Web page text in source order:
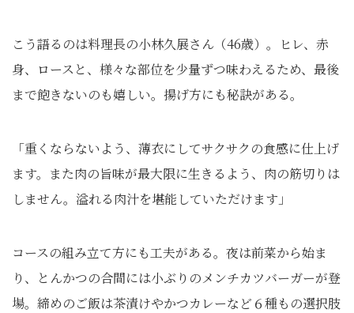
こう語るのは料理長の小林久展さん（46歳）。ヒレ、赤
身、ロースと、様々な部位を少量ずつ味わえるため、最後
まで飽きないのも嬉しい。揚げ方にも秘訣がある。
「重くならないよう、薄衣にしてサクサクの食感に仕上げ
ます。また肉の旨味が最大限に生きるよう、肉の筋切りは
しません。溢れる肉汁を堪能していただけます」
コースの組み立て方にも工夫がある。夜は前菜から始ま
り、とんかつの合間には小ぶりのメンチカツバーガーが登
場。締めのご飯は茶漬けやかつカレーなど６種もの選択肢